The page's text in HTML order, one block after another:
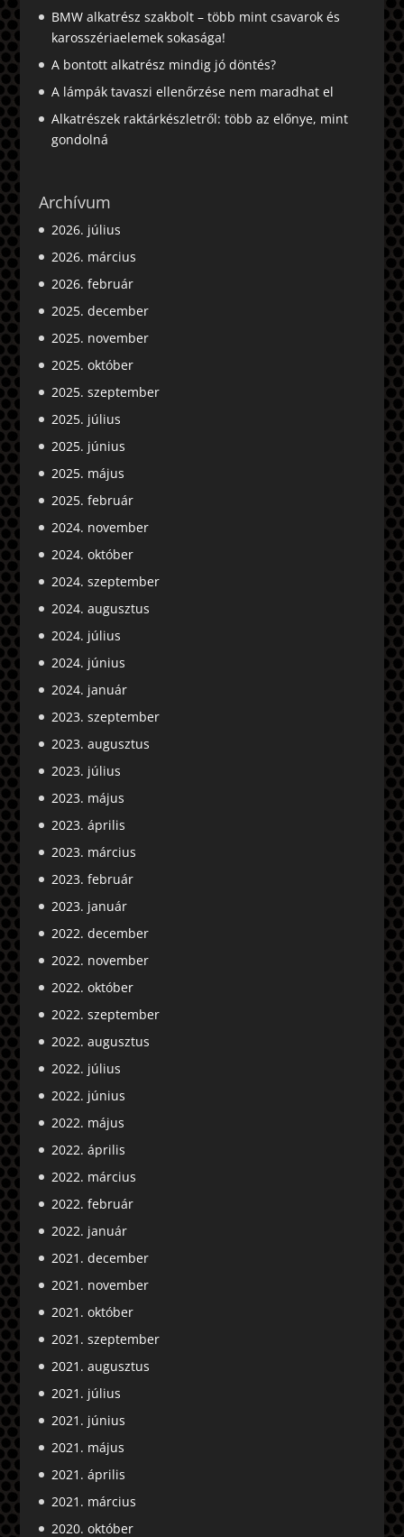
BMW alkatrész szakbolt – több mint csavarok és
karosszériaelemek sokasága!
A bontott alkatrész mindig jó döntés?
A lámpák tavaszi ellenőrzése nem maradhat el
Alkatrészek raktárkészletről: több az előnye, mint
gondolná
Archívum
2026. július
2026. március
2026. február
2025. december
2025. november
2025. október
2025. szeptember
2025. július
2025. június
2025. május
2025. február
2024. november
2024. október
2024. szeptember
2024. augusztus
2024. július
2024. június
2024. január
2023. szeptember
2023. augusztus
2023. július
2023. május
2023. április
2023. március
2023. február
2023. január
2022. december
2022. november
2022. október
2022. szeptember
2022. augusztus
2022. július
2022. június
2022. május
2022. április
2022. március
2022. február
2022. január
2021. december
2021. november
2021. október
2021. szeptember
2021. augusztus
2021. július
2021. június
2021. május
2021. április
2021. március
2020. október